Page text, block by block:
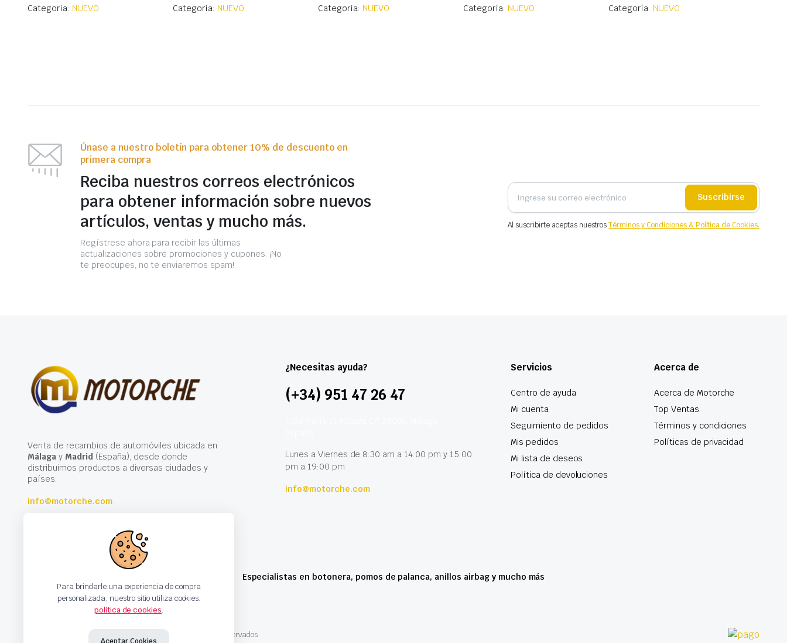
Categoría: NUEVO
Categoría: NUEVO
Categoría: NUEVO
Categoría: NUEVO
Categoría: NUEVO
Únase a nuestro boletín para obtener 10% de descuento en
primera compra
Reciba nuestros correos electrónicos
para obtener información sobre nuevos
artículos, ventas y mucho más.
Regístrese ahora para recibir las últimas
actualizaciones sobre promociones y cupones. ¡No
te preocupes, no te enviaremos spam!
Suscribirse
Al suscribirte aceptas nuestrosTérminos y Condiciones & Política de Cookies.
Venta de recambios de automóviles ubicada en
Málagay Madrid(España), desde donde
distribuimos productos a diversas ciudades y
países.
info@motorche.com
¿Necesitas ayuda?
(+34) 951 47 26 47
Lunes a Viernes de 8:30 am a 14:00 pm y 15:00
pm a 19:00 pm
info@motorche.com
Servicios
Centro de ayuda
Mi cuenta
Seguimiento de pedidos
Mis pedidos
Mi lista de deseos
Política de devoluciones
Acerca de
Acerca de Motorche
Top Ventas
Términos y condiciones
Políticas de privacidad
Especialistas en botonera, pomos de palanca, anillos airbag y mucho más
Copyright 2024 © Motorche Autoparts. Todos los derechos reservados
Para brindarle una experiencia de compra
personalizada, nuestro sitio utiliza cookies.
política de cookies.